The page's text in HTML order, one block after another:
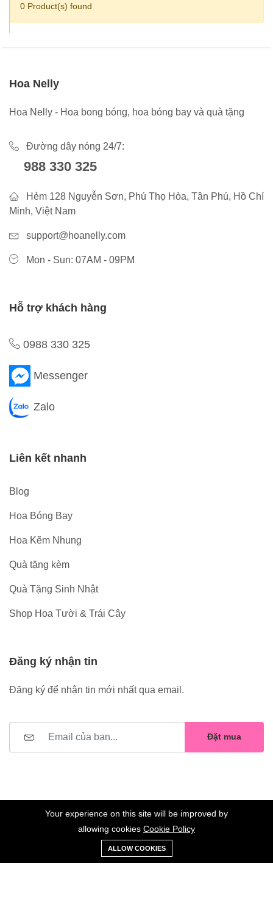
0 Product(s) found
Hoa Nelly
Hoa Nelly - Hoa bong bóng, hoa bóng bay và quà tặng
Đường dây nóng 24/7:
988 330 325
Hẻm 128 Nguyễn Sơn, Phú Thọ Hòa, Tân Phú, Hồ Chí
Minh, Việt Nam
support@hoanelly.com
Mon - Sun: 07AM - 09PM
Hỗ trợ khách hàng
0988 330 325
Messenger
Zalo
Liên kết nhanh
Blog
Hoa Bóng Bay
Hoa Kẽm Nhung
Quà tặng kèm
Quà Tặng Sinh Nhật
Shop Hoa Tười & Trái Cây
Đăng ký nhận tin
Đăng ký để nhận tin mới nhất qua email.
Đặt mua
©2023 Hoa Nelly . All Rights Reserved.
0
Xe
đẩy
Danh sách
yêu thích
Your experience on this site will be improved by
allowing cookies Cookie Policy
ALLOW COOKIES